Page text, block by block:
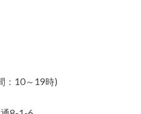
：10～19時)